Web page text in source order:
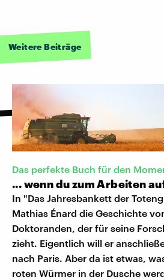
Weitere Beiträge
Das perfekte Buch für den
... wenn du zum Arbeiten
In "Das Jahresbankett der
Mathias Énard die Geschichte
Doktoranden, der für seine
zieht. Eigentlich will er
nach Paris. Aber da ist etwas,
roten Würmer in der Dusche